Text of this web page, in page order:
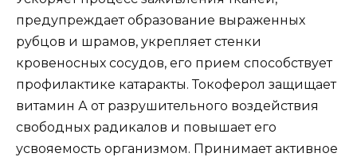
предупреждает образование выраженных
рубцов и шрамов, укрепляет стенки
кровеносных сосудов, его прием способствует
профилактике катаракты. Токоферол защищает
витамин А от разрушительного воздействия
свободных радикалов и повышает его
усвояемость организмом. Принимает активное